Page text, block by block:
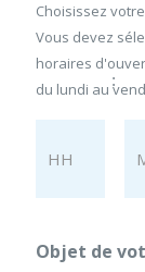
l
a
s
h
M
s
Choisissez
Vous devez
horaires
du lundi au
:
Objet de